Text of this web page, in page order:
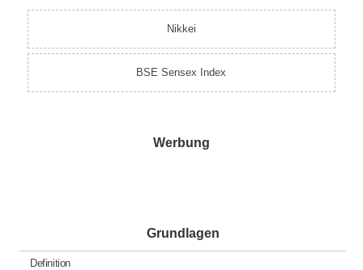
posted
Nikkei
BSE Sensex Index
Werbung
Grundlagen
Definition